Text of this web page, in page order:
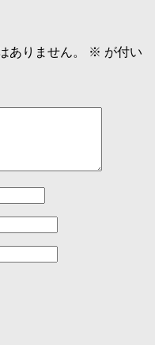
ありません。 ※ が付い